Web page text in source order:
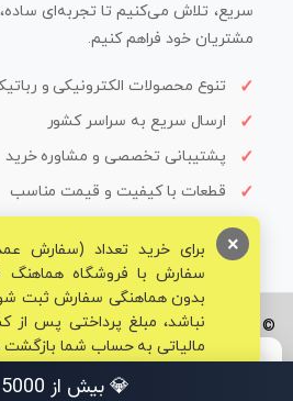
سریع، تلاش می‌کنیم تا تجربه‌ای
مشتریان خود فراهم کنیم.
تنوع محصولات الکترونیکی و
ارسال سریع به سراسر کشور
پشتیبانی تخصصی و مشاوره خرید
قطعات با کیفیت و قیمت مناسب
© تمامی حقوق برای فروشگاه تخصصی قم
برای خرید تعداد (سفارش
سفارش با فروشگاه هماهنگ
بدون هماهنگی سفارش ثبت
نباشد، مبلغ پرداختی پس از
مالیاتی به حساب شما بازگشت
×